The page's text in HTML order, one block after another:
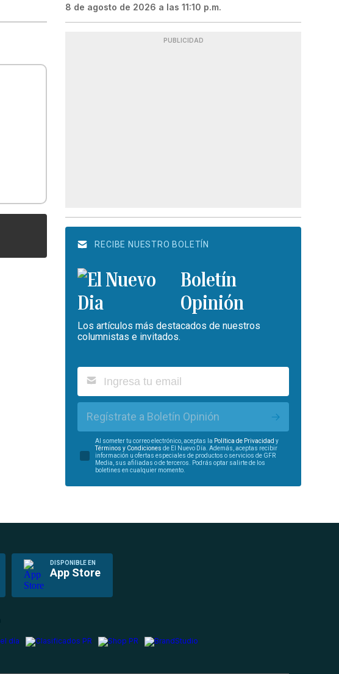
8 de agosto de 2026 a las 11:10 p.m.
PUBLICIDAD
RECIBE NUESTRO BOLETÍN
Boletín
Opinión
Los artículos más destacados de nuestros
columnistas e invitados.
Regístrate a Boletín Opinión
Al someter tu correo electrónico, aceptas la Política de Privacidad y
Términos y Condiciones de El Nuevo Día. Además, aceptas recibir
información u ofertas especiales de productos o servicios de GFR
Media, sus afiliadas o de terceros. Podrás optar salirte de los
boletines en cualquier momento.
DISPONIBLE EN
App Store